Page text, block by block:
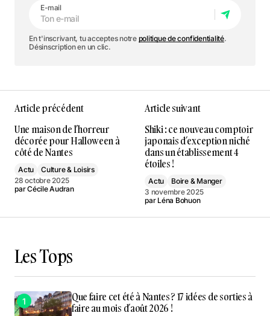
E-mail
En t'inscrivant, tu acceptes notre politique de confidentialité.
Désinscription en un clic.
Article précédent
Une maison de l’horreur
décorée pour Halloween à
côté de Nantes
Actu
Culture & Loisirs
28 octobre 2025
parCécile Audran
Article suivant
Shiki : ce nouveau comptoir
japonais d’exception niché
dans un établissement 4
étoiles !
Actu
Boire & Manger
3 novembre 2025
par Léna Bohuon
Les Tops
Que faire cet été à Nantes ? 17 idées de sorties à
faire au mois d’août 2026 !